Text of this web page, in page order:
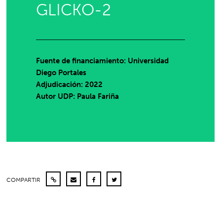
GLICKO-2
Fuente de financiamiento: Universidad
Diego Portales
Adjudicación: 2022
Autor UDP: Paula Fariña
COMPARTIR